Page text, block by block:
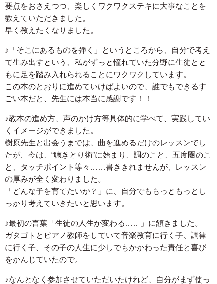
要点をおさえつつ、楽しくワクワクステキに大事なことを
教えていただきました。
早く教えたくなりました。
♪「そこにあるものを弾く」というところから、自分で考え
て生み出すという、私がずっと憧れていた分野に生徒とと
もに足を踏み入れられることにワクワクしています。
この本のとおりに進めていけばよいので、誰でもできるす
ごい本だと、先生には本当に感謝です！！
♪教本の進め方、声のかけ方等具体的に学べて、実践してい
くイメージができました。
樹原先生と出会うまでは、曲を進めるだけのレッスンでし
たが、今は、“聴きとり術”に始まり、調のこと、五度圏のこ
と、タッチポイント等々……書ききれませんが、レッスン
の厚みが全く変わりました。
「どんな子を育てたいか？」に、自分でももっともっとし
っかり考えていきたいと思います。
♪最初の言葉「生徒の人生が変わる……」に頷きました。
ガタゴトとピアノ教師をしていて音楽教育に行く子、調律
に行く子、その子の人生に少しでもかかわった責任と喜び
をかんじていたので。
♪なんとなく参加させていただいたけれど、自分がまず使っ